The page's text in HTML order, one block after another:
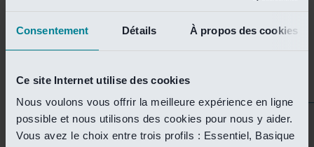
Consentement Détails À propos des cookies
Ce site Internet utilise des cookies
Nous voulons vous offrir la meilleure expérience en ligne
possible et nous utilisons des cookies pour nous y aider.
Vous avez le choix entre trois profils : Essentiel, Basique
Helaas is deze pagina